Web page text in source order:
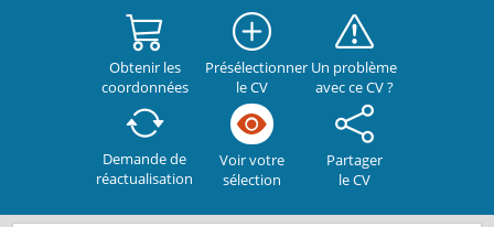
Obtenir les
coordonnées
Présélectionner
le CV
Un problème
avec ce CV ?
Demande de
réactualisation
Voir votre
sélection
Partager
le CV